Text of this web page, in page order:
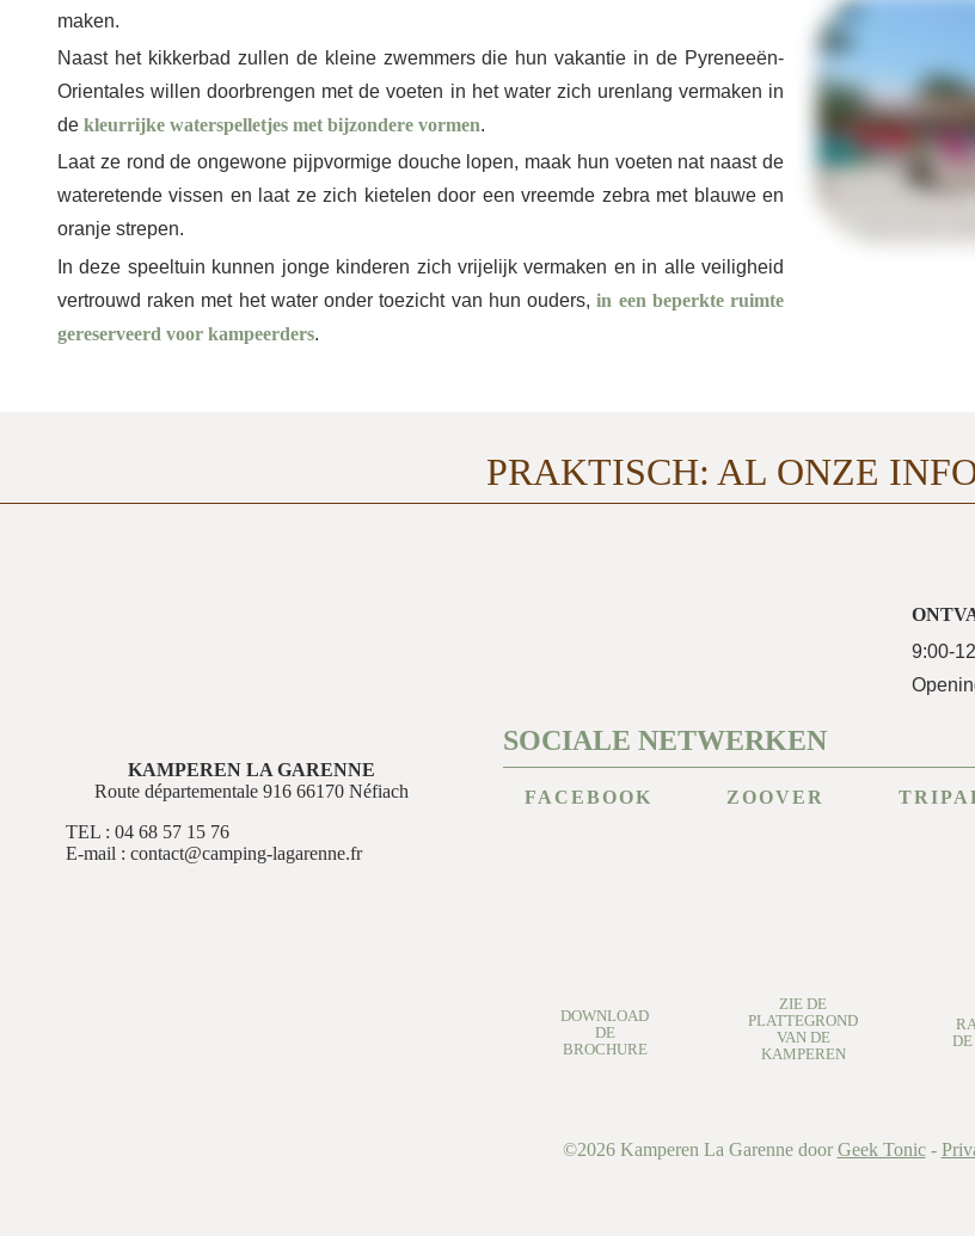
maken.
Naast het kikkerbad zullen de kleine zwemmers die hun vakantie in de Pyreneeën-
Orientales willen doorbrengen met de voeten in het water zich urenlang vermaken in
de kleurrijke waterspelletjes met bijzondere vormen.
Laat ze rond de ongewone pijpvormige douche lopen, maak hun voeten nat naast de
wateretende vissen en laat ze zich kietelen door een vreemde zebra met blauwe en
oranje strepen.
In deze speeltuin kunnen jonge kinderen zich vrijelijk vermaken en in alle veiligheid
vertrouwd raken met het water onder toezicht van hun ouders,in een beperkte ruimte
gereserveerd voor kampeerders.
PRAKTISCH: AL ONZE
KAMPEREN LA GARENNE
Route départementale 916 66170 Néfiach
TEL : 04 68 57 15 76
E-mail : contact@camping-lagarenne.fr
9:00-
SOCIALE NETWERKEN
FACEBOOK ZOOVER
DOWNLOAD
DE
BROCHURE
ZIE DE
PLATTEGROND
VAN DE
KAMPEREN
©2026 Kamperen La Garennedoor Geek Tonic-